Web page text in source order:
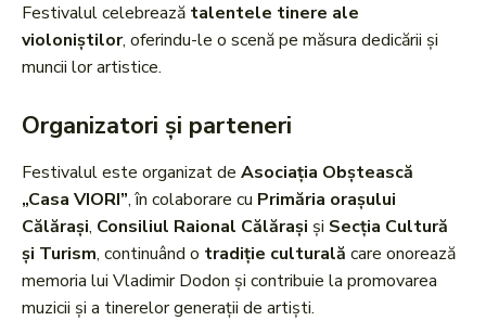
Festivalul celebrează talentele tinere ale
violoniștilor, oferindu-le o scenă pe măsura dedicării și
muncii lor artistice.
Organizatori și parteneri
Festivalul este organizat de Asociația Obștească
„Casa VIORI”, în colaborare cu Primăria orașului
Călărași, Consiliul Raional Călărași și Secția Cultură
și Turism, continuând o tradiție culturală care onorează
memoria lui Vladimir Dodon și contribuie la promovarea
muzicii și a tinerelor generații de artiști.